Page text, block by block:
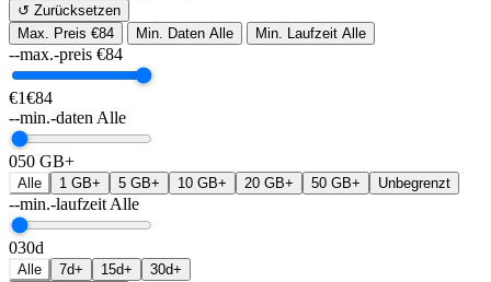
↺ Zurücksetzen
Max. Preis €84 Min. Daten Alle Min. Laufzeit Alle
--max.-preis €84
€1€84
--min.-daten Alle
050 GB+
Alle 1 GB+ 5 GB+ 10 GB+ 20 GB+ 50 GB+ Unbegrenzt
--min.-laufzeit Alle
030d
Alle 7d+ 15d+
30d+